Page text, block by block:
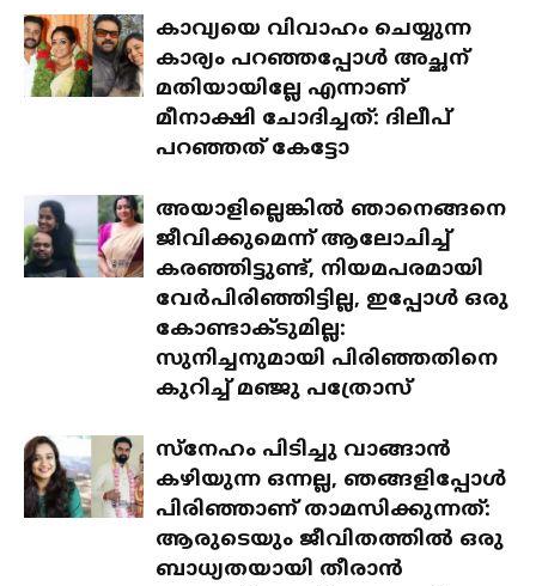
കാവ്യയെ വിവാഹം ചെയ്യുന്ന
കാര്യം പറഞ്ഞപ്പോൾ അച്ഛന്
മതിയായില്ലേ എന്നാണ്
മീനാക്ഷി ചോദിച്ചത്: ദിലീപ്
പറഞ്ഞത് കേട്ടോ
അയാളില്ലെങ്കിൽ ഞാനെങ്ങനെ
ജീവിക്കുമെന്ന് ആലോചിച്ച്
കരഞ്ഞിട്ടുണ്ട്, നിയമപരമായി
വേർപിരിഞ്ഞിട്ടില്ല, ഇപ്പോൾ ഒരു
കോണ്ടാക്ടുമില്ല:
സുനിച്ചനുമായി പിരിഞ്ഞതിനെ
കുറിച്ച് മഞ്ജു പത്രോസ്
സ്‌നേഹം പിടിച്ചു വാങ്ങാൻ
കഴിയുന്ന ഒന്നല്ല, ഞങ്ങളിപ്പോൾ
പിരിഞ്ഞാണ് താമസിക്കുന്നത്:
ആരുടെയും ജീവിതത്തിൽ ഒരു
ബാധ്യതയായി തീരാൻ